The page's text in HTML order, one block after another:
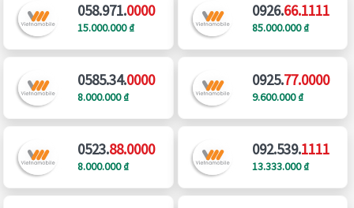
058.971.0000
15.000.000 ₫
0926.66.1111
85.000.000 ₫
0585.34.0000
8.000.000 ₫
0925.77.0000
9.600.000 ₫
0523.88.0000
8.000.000 ₫
092.539.1111
13.333.000 ₫